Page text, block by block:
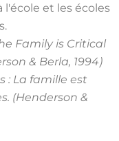
l'école et les écoles
Family is Critical
& Berla, 1994)
: La famille est
(Henderson &